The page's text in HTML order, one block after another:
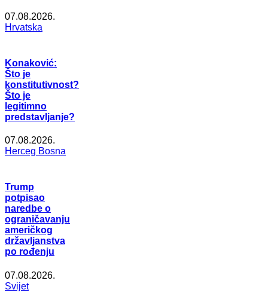
07.08.2026.
Hrvatska
Konaković:
Što je
konstitutivnost?
Što je
legitimno
predstavljanje?
07.08.2026.
Herceg Bosna
Trump
potpisao
naredbe o
ograničavanju
američkog
državljanstva
po rođenju
07.08.2026.
Svijet